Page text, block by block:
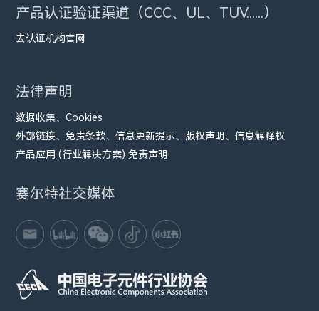
产品认证验证渠道（CCC、UL、TUV......）
去认证机构官网
法律声明
数据收集、Cookies
外部链接、免责条款、信息更新提示、版权声明、信息解释权
产品应用 (行业解决方案) 免责声明
赛尔特社交媒体